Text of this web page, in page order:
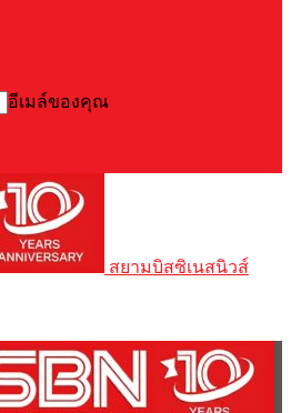
อีเมล์ของคุณ
สยามบิสซิเนสนิวส์